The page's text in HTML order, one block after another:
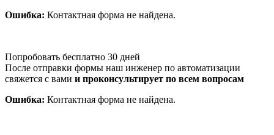
Ошибка: Контактная форма не найдена.
Попробовать бесплатно 30 дней
После отправки формы наш инженер по автоматизации
свяжется с вами и проконсультирует по всем вопросам
Ошибка: Контактная форма не найдена.